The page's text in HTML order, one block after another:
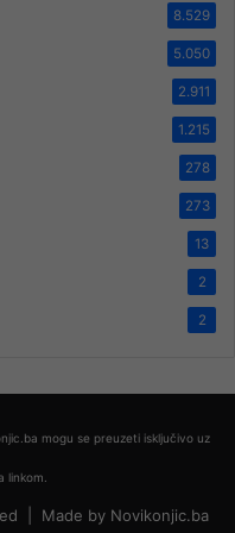
8.529
5.050
2.911
1.215
278
273
13
2
2
mogu se preuzeti isključivo uz
linkom.
| Made by Novikonjic.ba